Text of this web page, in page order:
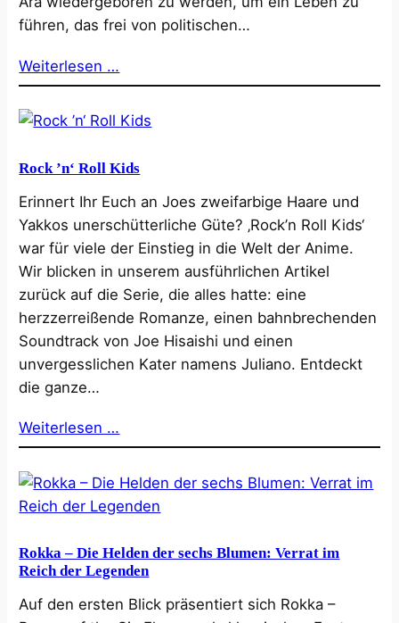
führen, das frei von politischen…
Weiterlesen …
Rock ’n‘ Roll Kids
Erinnert Ihr Euch an Joes zweifarbige Haare und
Yakkos unerschütterliche Güte? ‚Rock’n Roll Kids‘
war für viele der Einstieg in die Welt der Anime.
Wir blicken in unserem ausführlichen Artikel
zurück auf die Serie, die alles hatte: eine
herzzerreißende Romanze, einen bahnbrechenden
Soundtrack von Joe Hisaishi und einen
unvergesslichen Kater namens Juliano. Entdeckt
die ganze…
Weiterlesen …
Rokka – Die Helden der sechs Blumen: Verrat im
Reich der Legenden
Auf den ersten Blick präsentiert sich Rokka –